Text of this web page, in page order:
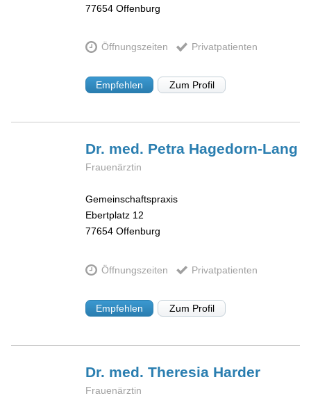
77654 Offenburg
Öffnungszeiten Privatpatienten
Empfehlen Zum Profil
Dr. med. Petra Hagedorn-Lang
Frauenärztin
Gemeinschaftspraxis
Ebertplatz 12
77654 Offenburg
Öffnungszeiten Privatpatienten
Empfehlen Zum Profil
Dr. med. Theresia Harder
Frauenärztin